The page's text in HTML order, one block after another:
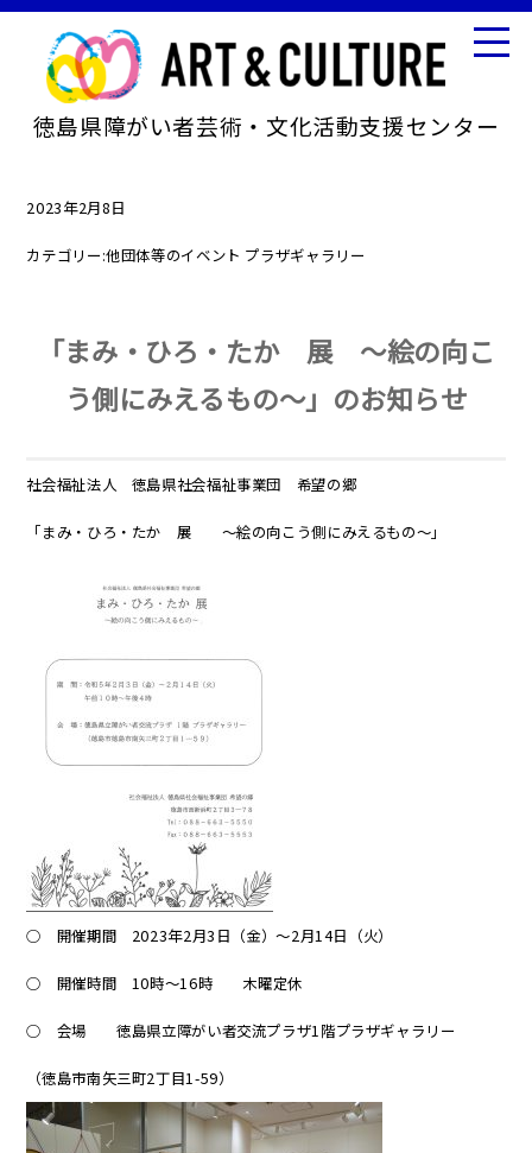
徳島県障がい者芸術・文化活動支援センター
2023年2月8日
カテゴリー:他団体等のイベント プラザギャラリー
「まみ・ひろ・たか 展 ～絵の向こ
う側にみえるもの～」のお知らせ
社会福祉法人 徳島県社会福祉事業団 希望の郷
「まみ・ひろ・たか 展 ～絵の向こう側にみえるもの～」
○ 開催期間 2023年2月3日（金）～2月14日（火）
○ 開催時間 10時～16時 木曜定休
○ 会場 徳島県立障がい者交流プラザ1階プラザギャラリー
（徳島市南矢三町2丁目1-59）